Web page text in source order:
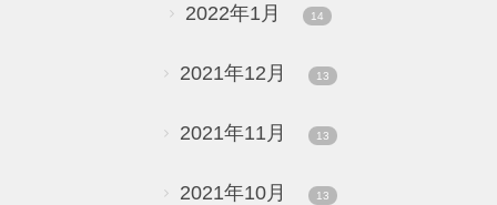
2022年1月 14
2021年12月 13
2021年11月 13
2021年10月 13